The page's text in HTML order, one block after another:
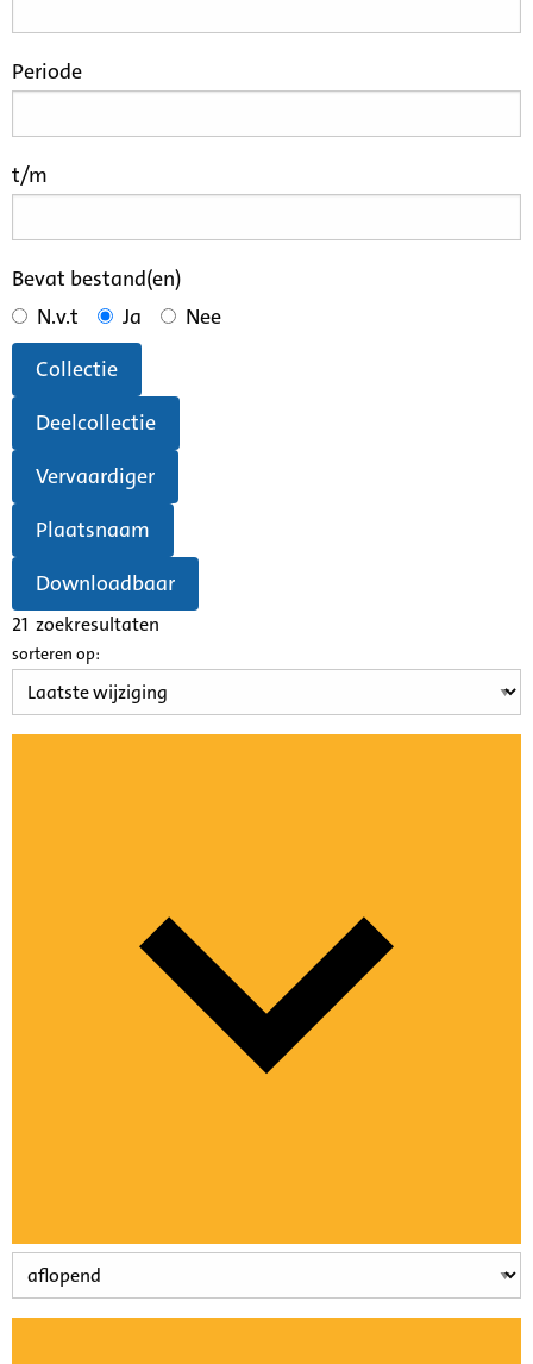
Periode
t/m
Bevat bestand(en)
N.v.t
Ja
Nee
Collectie
Deelcollectie
Vervaardiger
Plaatsnaam
Downloadbaar
21 zoekresultaten
sorteren op: